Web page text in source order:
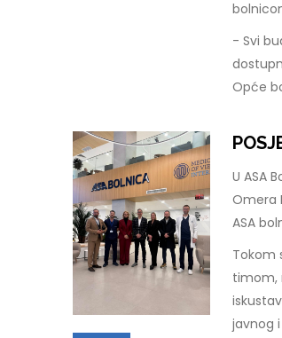
- Svi
Opće
U ASA
Omera
ASA
Tokom
timom,
javnog